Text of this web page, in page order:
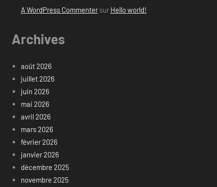
A WordPress Commentersur Hello world!
Archives
août 2026
juillet 2026
juin 2026
mai 2026
avril 2026
mars 2026
février 2026
janvier 2026
décembre 2025
novembre 2025